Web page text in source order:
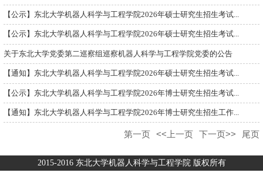
【公示】东北大学机器人科学与工程学院2026年硕士研究生招生考试...
【公示】东北大学机器人科学与工程学院2026年硕士研究生招生考试...
关于东北大学党委第二巡察组巡察机器人科学与工程学院党委的公告
【通知】东北大学机器人科学与工程学院2026年硕士研究生招生考试...
【公示】东北大学机器人科学与工程学院2026年博士研究生招生考试...
【通知】东北大学机器人科学与工程学院2026年博士研究生招生工作...
第一页 <<上一页 下一页>> 尾页
2015-2016 东北大学机器人科学与工程学院 版权所有